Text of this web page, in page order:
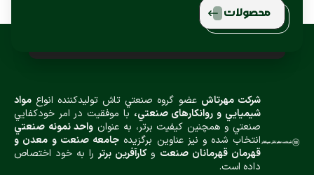
محصولات
شركت مهرتاش عضو گروه صنعتي تاش توليدكننده انواع مواد
شيميایي و روانكارهای صنعتي، با موفقيت در امر خودكفايي
صنعتي و همچنين كيفيت برتر، به عنوان واحد نمونه صنعتي
انتخاب شده و نيز عناوین برگزیده جامعه صنعت و معدن و
قهرمان قهرمانان صنعت وكارآفرين برتررا به خود اختصاص
داده است.